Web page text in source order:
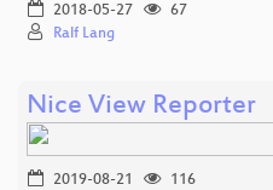
2018-05-27
67
Ralf Lang
Nice View Reporter
2019-08-21
116